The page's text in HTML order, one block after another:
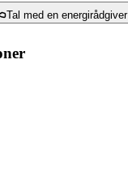
Tal med en energirådgiver